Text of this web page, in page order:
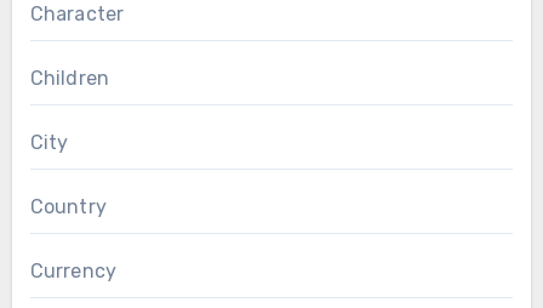
Character
Children
City
Country
Currency